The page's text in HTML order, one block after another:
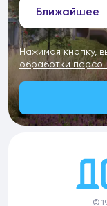
Ближайшее
Нажимая кнопку,
обработки
©